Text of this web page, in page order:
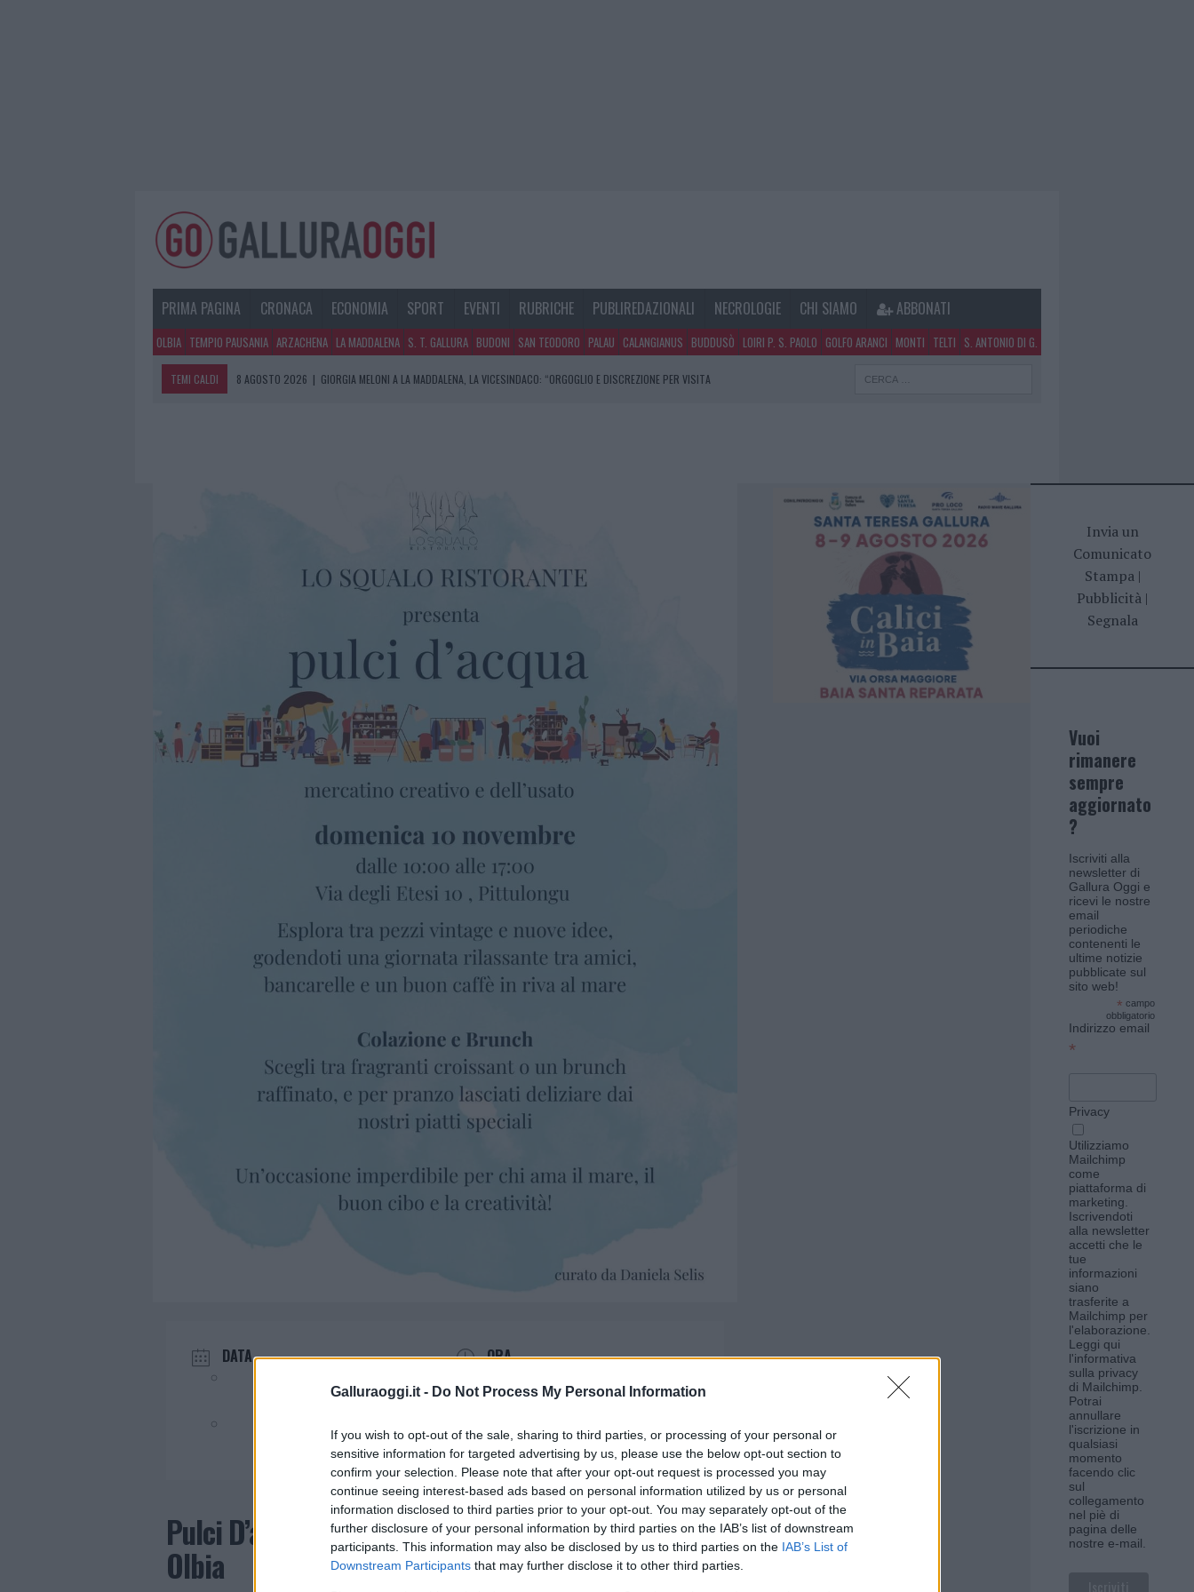
Galluraoggi.it - Do Not Process My Personal Information
If you wish to opt-out of the sale, sharing to third parties, or processing of your personal or
sensitive information for targeted advertising by us, please use the below opt-out section to
confirm your selection. Please note that after your opt-out request is processed you may
continue seeing interest-based ads based on personal information utilized by us or personal
information disclosed to third parties prior to your opt-out. You may separately opt-out of the
further disclosure of your personal information by third parties on the IAB’s list of downstream
participants. This information may also be disclosed by us to third parties on the IAB’s List of
Downstream Participants that may further disclose it to other third parties.
PRIMA PAGINA CRONACA ECONOMIA SPORT EVENTI RUBRICHE PUBLIREDAZIONALI NECROLOGIE CHI SIAMO ABBONATI
OLBIA TEMPIO PAUSANIA ARZACHENA LA MADDALENA S. T. GALLURA BUDONI SAN TEODORO PALAU CALANGIANUS BUDDUSÒ LOIRI P. S. PAOLO GOLFO ARANCI MONTI TELTI S. ANTONIO DI G.
TEMI CALDI 8 AGOSTO 2026 | GIORGIA MELONI A LA MADDALENA, LA VICESINDACO: “ORGOGLIO E DISCREZIONE PER VISITA
RISTORANTE DISTRUTTO DALLE FIAMME A LA MADDALENA, INCENDIO A MONTI D’À RENA
JOVANOTTI, GABRY PONTE E ALFA: OLBIA OMBELICO DEL MONDO PER UNA NOTTE
DATA ORA
Pulci D’acqua, il mercatino creativo e dell’usato a
Olbia
Invia un
Comunicato
Stampa|
Pubblicità |
Segnala
Vuoi
rimanere
sempre
aggiornato
?
Iscriviti alla
newsletter di
Gallura Oggi e
ricevi le nostre
email
periodiche
contenenti le
ultime notizie
pubblicate sul
sito web!
* campo
obbligatorio
Indirizzo email
*
Privacy
Utilizziamo
Mailchimp
come
piattaforma di
marketing.
Iscrivendoti
alla newsletter
accetti che le
tue
informazioni
siano
trasferite a
Mailchimp per
l'elaborazione.
Leggi qui
l'informativa
sulla privacy
di Mailchimp.
Potrai
annullare
l'iscrizione in
qualsiasi
momento
facendo clic
sul
collegamento
nel piè di
pagina delle
nostre e-mail.